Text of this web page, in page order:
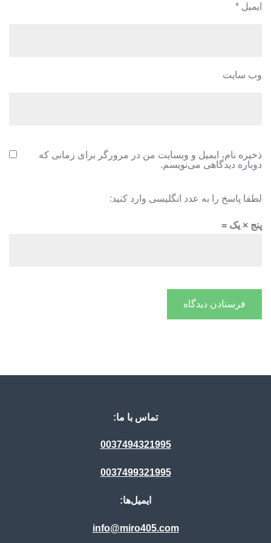
ایمیل *
وب‌ سایت
ذخیره نام، ایمیل و وبسایت من در مرورگر برای زمانی که
دوباره دیدگاهی می‌نویسم.
لطفا پاسخ را به عدد انگلیسی وارد کنید:
پنج × یک =
تماس با ما:
0037494321995
0037499321995
ایمیل‌ها:
info@miro405.com